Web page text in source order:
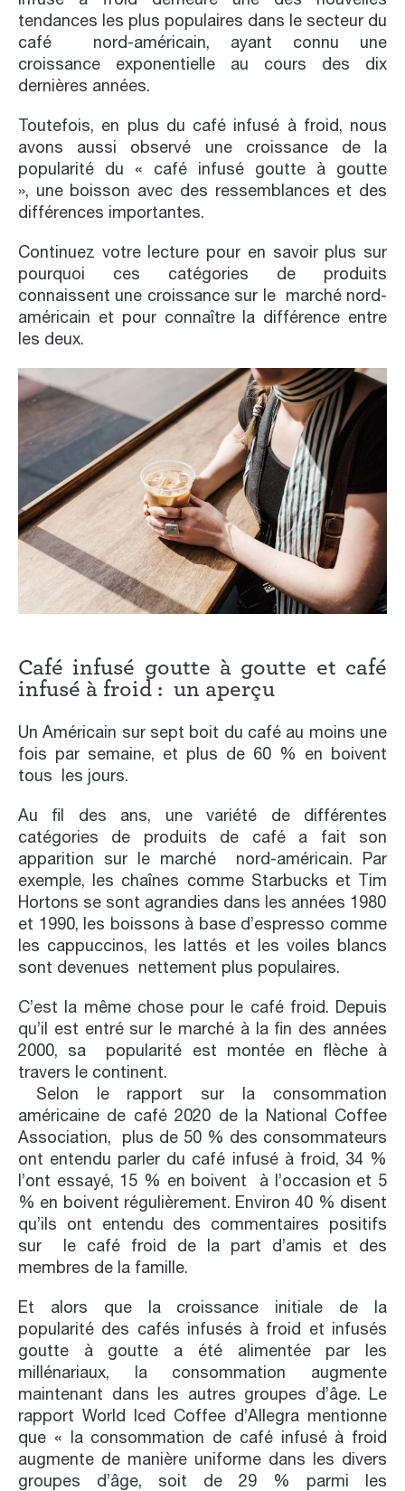
tendances les plus populaires dans le secteur du
café nord-américain, ayant connu une
croissance exponentielle au cours des dix
dernières années.
Toutefois, en plus du café infusé à froid, nous
avons aussi observé une croissance de la
popularité du « café infusé goutte à goutte
», une boisson avec des ressemblances et des
différences importantes.
Continuez votre lecture pour en savoir plus sur
pourquoi ces catégories de produits
connaissent une croissance sur le marché nord-
américain et pour connaître la différence entre
les deux.
Café infusé goutte à goutte et café
infusé à froid : un aperçu
Un Américain sur sept boit du café au moins une
fois par semaine, et plus de 60 % en boivent
tous les jours.
Au fil des ans, une variété de différentes
catégories de produits de café a fait son
apparition sur le marché nord-américain. Par
exemple, les chaînes comme Starbucks et Tim
Hortons se sont agrandies dans les années 1980
et 1990, les boissons à base d’espresso comme
les cappuccinos, les lattés et les voiles blancs
sont devenues nettement plus populaires.
C’est la même chose pour le café froid. Depuis
qu’il est entré sur le marché à la fin des années
2000, sa popularité est montée en flèche à
travers le continent.
Selon le rapport sur la consommation
américaine de café 2020 de la National Coffee
Association, plus de 50 % des consommateurs
ont entendu parler du café infusé à froid, 34 %
l’ont essayé, 15 % en boivent à l’occasion et 5
% en boivent régulièrement. Environ 40 % disent
qu’ils ont entendu des commentaires positifs
sur le café froid de la part d’amis et des
membres de la famille.
Et alors que la croissance initiale de la
popularité des cafés infusés à froid et infusés
goutte à goutte a été alimentée par les
millénariaux, la consommation augmente
maintenant dans les autres groupes d’âge. Le
rapport World Iced Coffee d’Allegra mentionne
que « la consommation de café infusé à froid
augmente de manière uniforme dans les divers
groupes d’âge, soit de 29 % parmi les